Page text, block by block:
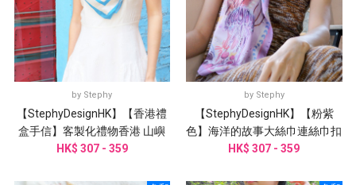
by Stephy
【StephyDesignHK】【香港禮
盒手信】客製化禮物香港 山嶼
海手繪大方巾/ 配絲巾扣禮盒
HK$ 307 - 359
by Stephy
【StephyDesignHK】【粉紫
色】海洋的故事大絲巾連絲巾扣
高雅禮盒
HK$ 307 - 359